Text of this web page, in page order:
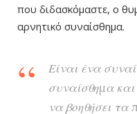
που διδασκόμαστε, ο
αρνητικό συναίσθημα.
Είναι ένα
συναίσθημα και
να βοηθήσει τα